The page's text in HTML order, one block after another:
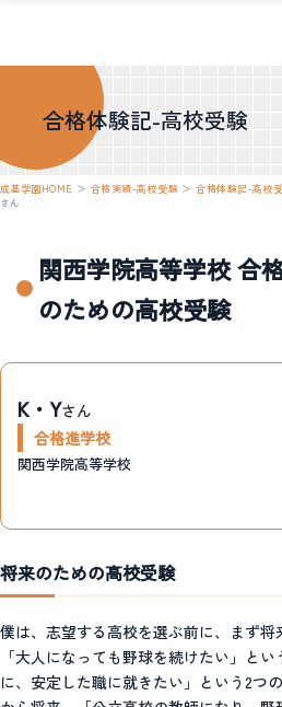
合格体験記-高校受験
成基学園HOME ＞ 合格実績-高校受験 ＞合格体験記-高校
さん
関西学院高等学校 合
のための高校受験
K・Yさん
合格進学校
関西学院高等学校
将来のための高校受験
僕は、志望する高校を選ぶ前に、まず将
「大人になっても野球を続けたい」と
に、安定した職に就きたい」という2つ